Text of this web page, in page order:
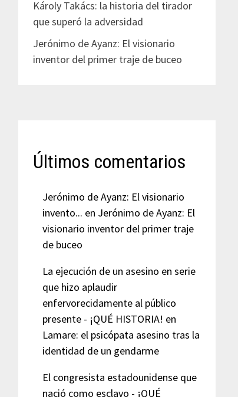
Károly Takács: la historia del tirador
que superó la adversidad
Jerónimo de Ayanz: El visionario
inventor del primer traje de buceo
Últimos comentarios
Jerónimo de Ayanz: El visionario
invento... en Jerónimo de Ayanz: El
visionario inventor del primer traje
de buceo
La ejecución de un asesino en serie
que hizo aplaudir
enfervorecidamente al público
presente - ¡QUÉ HISTORIA! en
Lamare: el psicópata asesino tras la
identidad de un gendarme
El congresista estadounidense que
nació como esclavo - ¡QUÉ